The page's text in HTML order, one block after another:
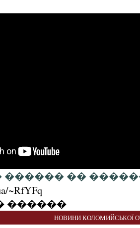
��
~RfYFq
������
НОВИНИ КОЛОМИЙСЬКОЇ